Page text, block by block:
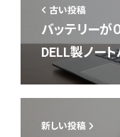
古い投稿
バッテリーが
DELL製ノー
新しい投稿